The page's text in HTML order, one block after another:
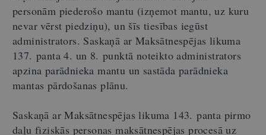
personām piederošo mantu (izņemot mantu, uz kuru
nevar vērst piedziņu), un šīs tiesības iegūst
administrators. Saskaņā ar Maksātnespējas likuma
137. panta 4. un 8. punktā noteikto administrators
apzina parādnieka mantu un sastāda parādnieka
mantas pārdošanas plānu.
Saskaņā ar Maksātnespējas likuma 143. panta pirmo
daļu fiziskās personas maksātnespējas procesā uz